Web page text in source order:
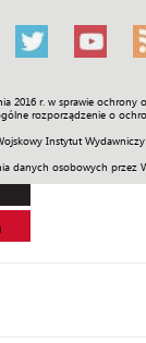
2016 r. w sprawie
rozporządzenie o
Instytut
danych osobowych przez
Historia